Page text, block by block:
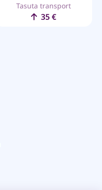
Tasuta transport
35 €